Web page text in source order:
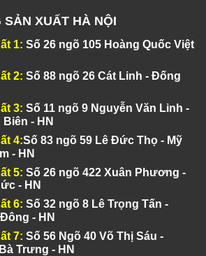
XUẤT HÀ NỘI
1: Số 26 ngõ 105 Hoàng Quốc Việt
2: Số 88 ngõ 26 Cát Linh - Đống
3: Số 11 ngõ 9 Nguyễn Văn Linh -
- HN
4:Số 83 ngõ 59 Lê Đức Thọ - Mỹ
- HN
5: Số 26 ngõ 422 Xuân Phương -
- HN
6: Số 32 ngõ 8 Lê Trọng Tấn -
- HN
7: Số 56 Ngõ 40 Võ Thị Sáu -
Trưng - HN